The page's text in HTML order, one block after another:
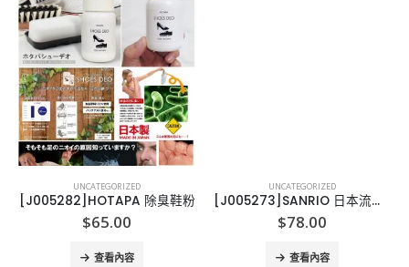
UNCATEGORIZED
[J005282]HOTAPA 除臭鞋粉
$65.00
查看內容
UNCATEGORIZED
[J005273]SANRIO 日本流水冷麵機
$78.00
查看內容